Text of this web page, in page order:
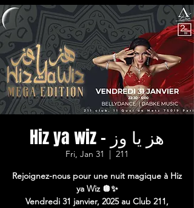
Hiz ya wiz - هز يا وز
Fri, Jan 31
  |
211
Rejoignez-nous pour une nuit magique à Hiz
ya Wiz 🪩✨
Vendredi 31 janvier, 2025 au Club 211,